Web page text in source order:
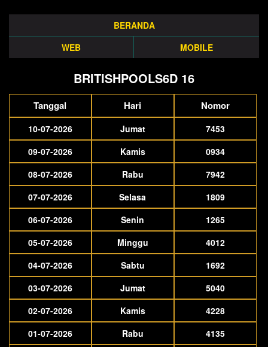
BERANDA
WEB
MOBILE
BRITISHPOOLS6D 16
Tanggal Hari Nomor
10-07-2026 Jumat
7453
09-07-2026
Kamis
0934
08-07-2026
Rabu
7942
07-07-2026
Selasa
1809
06-07-2026
Senin
1265
05-07-2026
Minggu
4012
04-07-2026
Sabtu
1692
03-07-2026
Jumat
5040
02-07-2026
Kamis
4228
01-07-2026
Rabu 4135